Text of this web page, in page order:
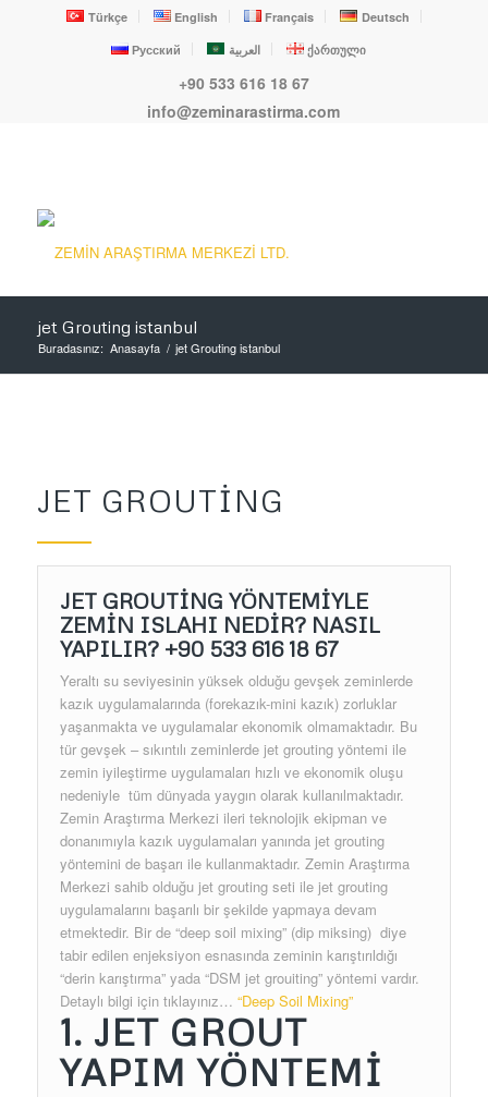
Türkçe English Français
Deutsch
Русский
العربية ქართული
+90 533 616 18 67
info@zeminarastirma.com
jet Grouting istanbul
Buradasınız: Anasayfa / jet Grouting istanbul
JET GROUTING
JET GROUTİNG YÖNTEMİYLE
ZEMİN ISLAHI NEDİR? NASIL
YAPILIR? +90 533 616 18 67
Yeraltı su seviyesinin yüksek olduğu gevşek zeminlerde
kazık uygulamalarında (forekazık-mini kazık) zorluklar
yaşanmakta ve uygulamalar ekonomik olmamaktadır. Bu
tür gevşek – sıkıntılı zeminlerde jet grouting yöntemi ile
zemin iyileştirme uygulamaları hızlı ve ekonomik oluşu
nedeniyle tüm dünyada yaygın olarak kullanılmaktadır.
Zemin Araştırma Merkezi ileri teknolojik ekipman ve
donanımıyla kazık uygulamaları yanında jet grouting
yöntemini de başarı ile kullanmaktadır. Zemin Araştırma
Merkezi sahib olduğu jet grouting seti ile jet grouting
uygulamalarını başarılı bir şekilde yapmaya devam
etmektedir. Bir de “deep soil mixing” (dip miksing) diye
tabir edilen enjeksiyon esnasında zeminin karıştırıldığı
“derin karıştırma” yada “DSM jet grouiting” yöntemi vardır.
Detaylı bilgi için tıklayınız… “Deep Soil Mixing”
1. JET GROUT
YAPIM YÖNTEMİ